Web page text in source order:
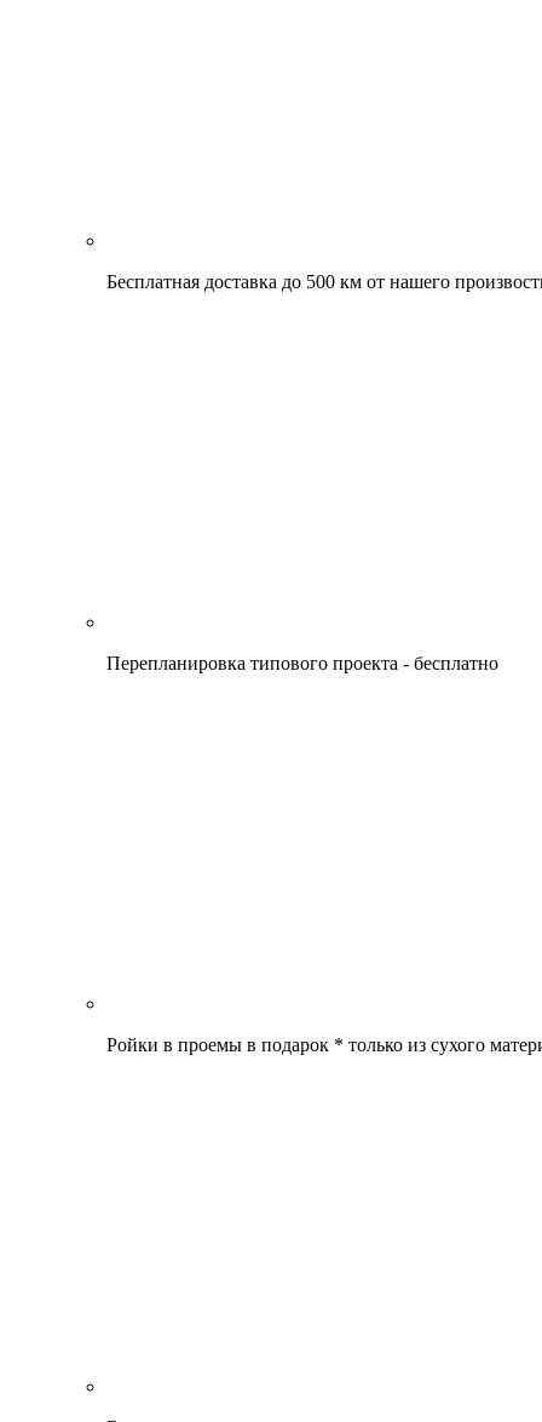
Бесплатная доставка до 500 км от нашего
Перепланировка типового проекта - бесплатно
Ройки в проемы в подарок * только из сухого